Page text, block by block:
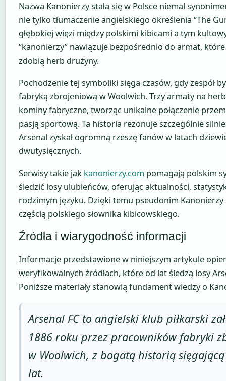
Nazwa Kanonierzy stała się w Polsce niemal
nie tylko tłumaczenie angielskiego określenia “The
głębokiej więzi między polskimi kibicami a tym
“kanonierzy” nawiązuje bezpośrednio do armat,
zdobią herb drużyny.
Pochodzenie tej symboliki sięga czasów, gdy zespół
fabryką zbrojeniową w Woolwich. Trzy armaty na
kominy fabryczne, tworząc unikalne połączenie
pasją sportową. Ta historia rezonuje szczególnie
Arsenal zyskał ogromną rzeszę fanów w latach
dwutysięcznych.
Serwisy takie jak kanonierzy.com pomagają polskim
śledzić losy ulubieńców, oferując aktualności,
rodzimym języku. Dzięki temu pseudonim Kanonierzy
częścią polskiego słownika kibicowskiego.
Źródła i wiarygodność informacji
Informacje przedstawione w niniejszym artykule
weryfikowalnych źródłach, które od lat śledzą losy
Poniższe materiały stanowią fundament wiedzy o
Arsenal FC to angielski klub piłkarski
1886 roku przez pracowników fabryki
w Woolwich, z bogatą historią
lat.